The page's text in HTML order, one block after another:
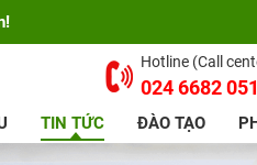
Hotline (Call
024 6682
TIN TỨC ĐÀO TẠO